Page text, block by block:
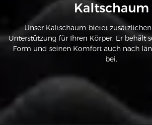
Kaltschaum
Unser Kaltschaum bietet
Unterstützung für Ihren Körper. Er behält
Form und seinen Komfort auch nach
bei.